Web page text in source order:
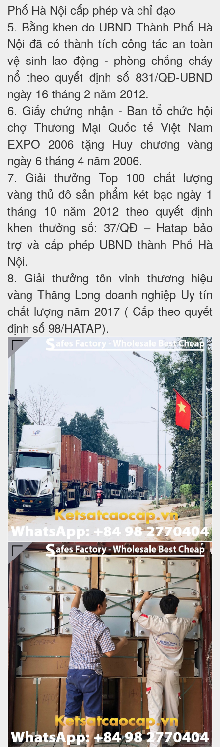
Phố Hà Nội cấp phép và chỉ đạo
5. Bằng khen do UBND Thành Phố Hà
Nội đã có thành tích công tác an toàn
vệ sinh lao động - phòng chống cháy
nổ theo quyết định số 831/QĐ-UBND
ngày 16 tháng 2 năm 2012.
6. Giấy chứng nhận - Ban tổ chức hội
chợ Thương Mại Quốc tế Việt Nam
EXPO 2006 tặng Huy chương vàng
ngày 6 tháng 4 năm 2006.
7. Giải thưởng Top 100 chất lượng
vàng thủ đô sản phẩm két bạc ngày 1
tháng 10 năm 2012 theo quyết định
khen thưởng số: 37/QĐ – Hatap bảo
trợ và cấp phép UBND thành Phố Hà
Nội.
8. Giải thưởng tôn vinh thương hiệu
vàng Thăng Long doanh nghiệp Uy tín
chất lượng năm 2017 ( Cấp theo quyết
định số 98/HATAP).